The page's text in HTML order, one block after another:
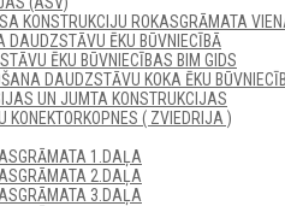
KONSTRUKCIJU ROKASGRĀMATA
DAUDZSTĀVU ĒKU BŪVNIECĪBĀ
ĒKU BŪVNIECĪBAS BIM GIDS
DAUDZSTĀVU KOKA ĒKU
UN JUMTA KONSTRUKCIJAS
KONEKTORKOPNES ( ZVIEDRIJA )
1.DAĻA
2.DAĻA
3.DAĻA